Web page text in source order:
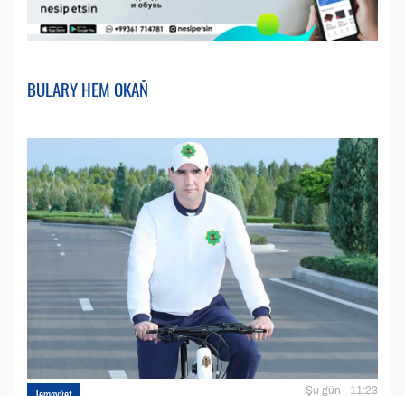
BULARY HEM OKAŇ
Şu gün - 11:23